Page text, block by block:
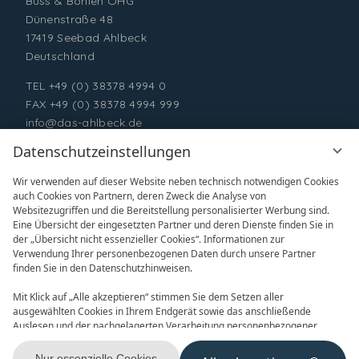
Datenschutzeinstellungen
Wir verwenden auf dieser Website neben technisch notwendigen Cookies
auch Cookies von Partnern, deren Zweck die Analyse von
Websitezugriffen und die Bereitstellung personalisierter Werbung sind.
Eine Übersicht der eingesetzten Partner und deren Dienste finden Sie in
der „Übersicht nicht essenzieller Cookies“. Informationen zur
Verwendung Ihrer personenbezogenen Daten durch unsere Partner
finden Sie in den Datenschutzhinweisen.
Mit Klick auf „Alle akzeptieren“ stimmen Sie dem Setzen aller
ausgewählten Cookies in Ihrem Endgerät sowie das anschließende
Auslesen und der nachgelagerten Verarbeitung personenbezogener
Daten (z.B. Ihrer IP-Adresse) durch uns und unseren Partnern zu. Falls
Sie damit nicht einverstanden sind, klicken Sie bitte auf „Nur essenzielle
Dünenstraße 48
17419 Seebad Ahlbeck
Deutschland
TEL +49 (0) 38378 4994 0
FAX +49 (0) 38378 4994 999
info@das-ahlbeck.de
ONLINE BUCHEN ANFRAGEN